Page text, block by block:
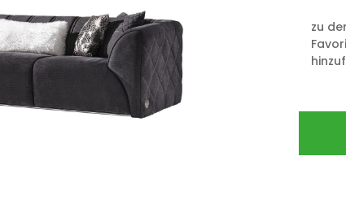
zu